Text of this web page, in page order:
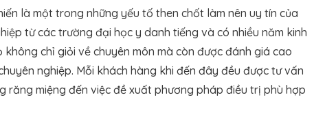
là một trong những yếu tố then chốt làm nên uy tín của
từ các trường đại học y danh tiếng và có nhiều năm kinh
chỉ giỏi về chuyên môn mà còn được đánh giá cao
nghiệp. Mỗi khách hàng khi đến đây đều được tư vấn
răng miệng đến việc đề xuất phương pháp điều trị phù hợp